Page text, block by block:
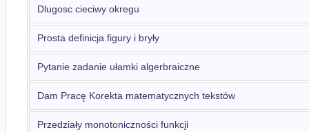
Dlugosc cieciwy okregu
Prosta definicja figury i bryły
Pytanie zadanie ułamki algerbraiczne
Dam Pracę Korekta matematycznych tekstów
Przedziały monotoniczności funkcji